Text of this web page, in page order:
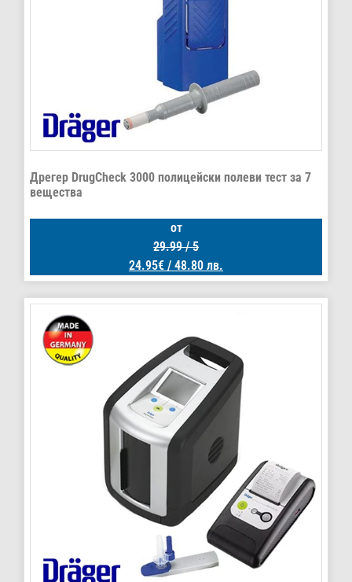
Дрегер DrugCheck 3000 полицейски полеви тест за 7
вещества
от
29.99/ 5
24.95€ / 48.80 лв.